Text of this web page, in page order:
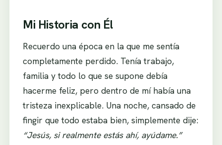
Mi Historia con Él
Recuerdo una época en la que me sentía
completamente perdido. Tenía trabajo,
familia y todo lo que se supone debía
hacerme feliz, pero dentro de mí había una
tristeza inexplicable. Una noche, cansado de
fingir que todo estaba bien, simplemente dije:
“Jesús, si realmente estás ahí, ayúdame.”